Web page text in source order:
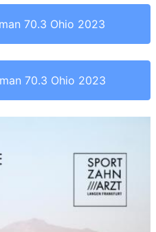
70.3 Ohio 2023
70.3 Ohio 2023